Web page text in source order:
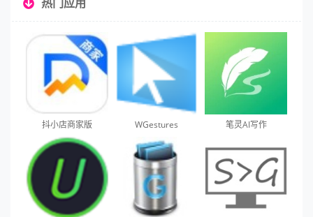
热门应用
抖小店商家版 WGestures 笔灵AI写作